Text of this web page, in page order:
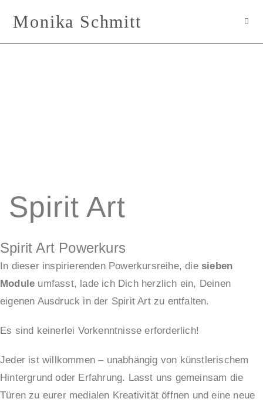
InhaltMonika Schmitt
Spirit Art
Spirit Art Powerkurs
In dieser inspirierenden Powerkursreihe, die sieben
Module umfasst, lade ich Dich herzlich ein, Deinen
eigenen Ausdruck in der Spirit Art zu entfalten.
Es sind keinerlei Vorkenntnisse erforderlich!
Jeder ist willkommen – unabhängig von künstlerischem
Hintergrund oder Erfahrung. Lasst uns gemeinsam die
Türen zu eurer medialen Kreativität öffnen und eine neue